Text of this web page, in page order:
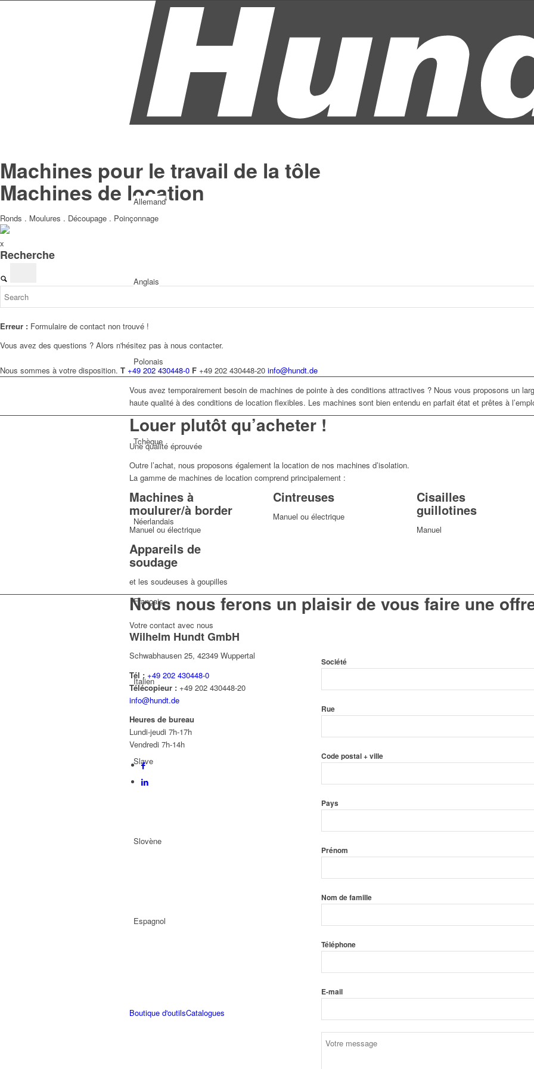
Allemand
Anglais
Polonais
Tchèque
Néerlandais
Français
Italien
Slave
Slovène
Espagnol
Boutique d'outilsCatalogues
Machines pour le travail de la tôle
Machines de location
Ronds . Moulures . Découpage . Poinçonnage
x
Recherche
Erreur : Formulaire de contact non trouvé !
Vous avez des questions ? Alors n'hésitez pas à nous contacter.
Nous sommes à votre disposition. T +49 202 430448-0 F +49 202 430448-20 info@hundt.de
Vous avez temporairement besoin de machines de pointe à des conditions attractives ? Nous vous proposons un
haute qualité à des conditions de location flexibles. Les machines sont bien entendu en parfait état et prêtes à
Louer plutôt qu’acheter !
Une qualité éprouvée
Outre l’achat, nous proposons également la location de nos machines d’isolation.
La gamme de machines de location comprend principalement :
Machines à
moulurer/à border
Manuel ou électrique
Cintreuses
Manuel ou électrique
Cisailles
guillotines
Manuel
Appareils de
soudage
et les soudeuses à goupilles
Nous nous ferons un plaisir de vous faire une
Votre contact avec nous
Wilhelm Hundt GmbH
Schwabhausen 25, 42349 Wuppertal
Tél : +49 202 430448-0
Télécopieur : +49 202 430448-20
info@hundt.de
Heures de bureau
Lundi-jeudi 7h-17h
Vendredi 7h-14h
Société
Rue
Code postal + ville
Pays
Prénom
Nom de famille
Téléphone
E-mail